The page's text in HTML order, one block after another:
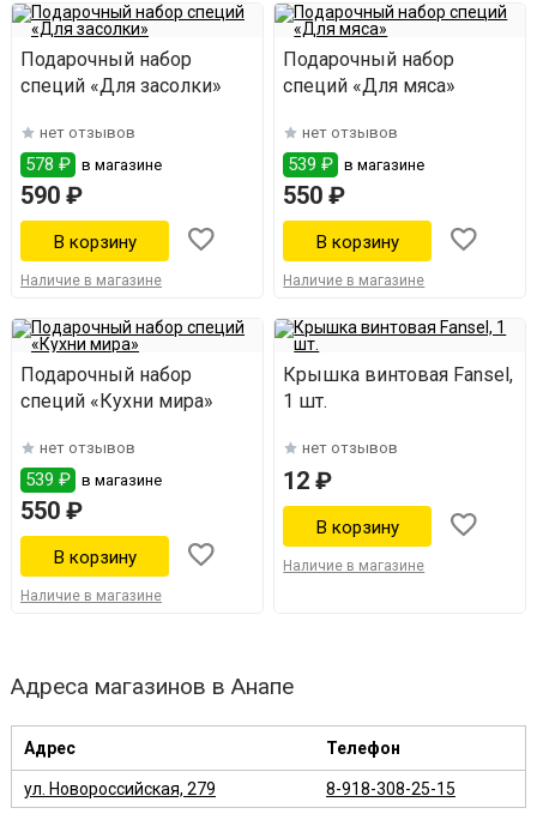
Подарочный набор
специй «Для засолки»
нет отзывов
578 ₽ в магазине
590 ₽
Наличие в магазине
Подарочный набор
специй «Для мяса»
нет отзывов
539 ₽ в магазине
550 ₽
Наличие в магазине
Подарочный набор
специй «Кухни мира»
нет отзывов
539 ₽ в магазине
550 ₽
Наличие в магазине
Крышка винтовая Fansel,
1 шт.
нет отзывов
12 ₽
Наличие в магазине
Адреса магазинов в Анапе
Адрес Телефон
ул. Новороссийская, 279 8-918-308-25-15